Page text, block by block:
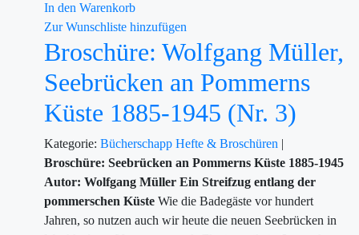
In den Warenkorb
Zur Wunschliste hinzufügen
Broschüre: Wolfgang Müller,
Seebrücken an Pommerns
Küste 1885-1945 (Nr. 3)
Kategorie: Bücherschapp Hefte & Broschüren |
Broschüre: Seebrücken an Pommerns Küste 1885-1945
Autor: Wolfgang Müller Ein Streifzug entlang der
pommerschen Küste Wie die Badegäste vor hundert
Jahren, so nutzen auch wir heute die neuen Seebrücken in